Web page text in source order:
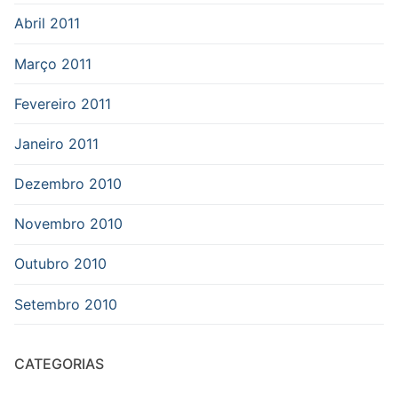
Abril 2011
Março 2011
Fevereiro 2011
Janeiro 2011
Dezembro 2010
Novembro 2010
Outubro 2010
Setembro 2010
CATEGORIAS